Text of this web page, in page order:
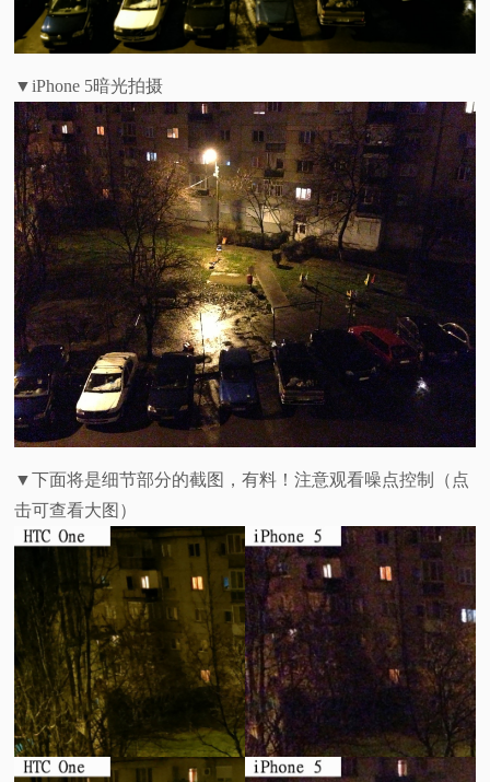
▼iPhone 5暗光拍摄
▼下面将是细节部分的截图，有料！注意观看噪点控制（点
击可查看大图）